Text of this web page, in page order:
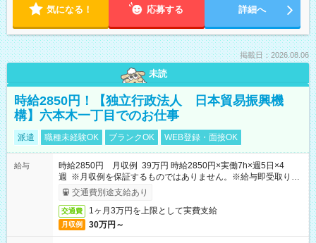
気になる！ 応募する 詳細へ
掲載日：2026.08.06
未読
時給2850円！【独立行政法人 日本貿易振興機
構】六本木一丁目でのお仕事
派遣 職種未経験OK ブランクOK WEB登録・面接OK
給与
時給2850円 月収例 39万円 時給2850円×実働7h×週5日×4
週 ※月収例を保証するものではありません。※給与即受取りサ
ービス利用可（利用条件有）
交通費別途支給あり
交通費 1ヶ月3万円を上限として実費支給
月収例 30万円～